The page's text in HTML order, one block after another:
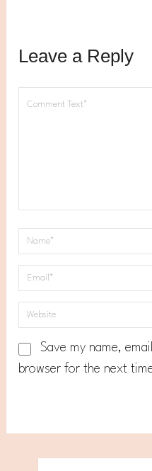
Leave a Reply
Save my name,
browser for the next